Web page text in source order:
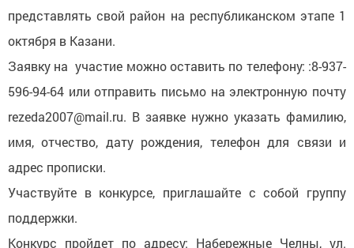
представлять свой район на республиканском этапе 1
октября в Казани.
Заявку на участие можно оставить по телефону: :8-937-
596-94-64 или отправить письмо на электронную почту
rezeda2007@mail.ru. В заявке нужно указать фамилию,
имя, отчество, дату рождения, телефон для связи и
адрес прописки.
Участвуйте в конкурсе, приглашайте с собой группу
поддержки.
Конкурс пройдет по адресу: Набережные Челны, ул.